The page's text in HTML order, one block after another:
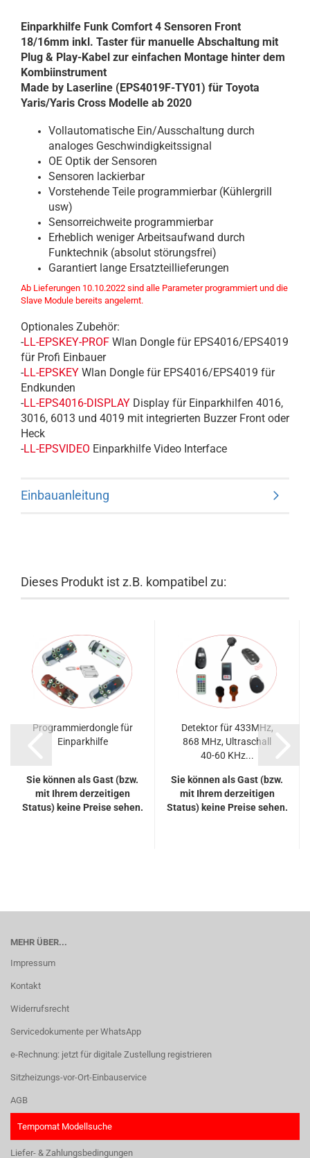
Einparkhilfe Funk Comfort 4 Sensoren Front
18/16mm inkl. Taster für manuelle Abschaltung mit
Plug & Play-Kabel zur einfachen Montage hinter dem
Kombiinstrument
Made by Laserline (EPS4019F-TY01) für Toyota
Yaris/Yaris Cross Modelle ab 2020
Vollautomatische Ein/Ausschaltung durch
analoges Geschwindigkeitssignal
OE Optik der Sensoren
Sensoren lackierbar
Vorstehende Teile programmierbar (Kühlergrill
usw)
Sensorreichweite programmierbar
Erheblich weniger Arbeitsaufwand durch
Funktechnik (absolut störungsfrei)
Garantiert lange Ersatzteillieferungen
Ab Lieferungen 10.10.2022 sind alle Parameter programmiert und die
Slave Module bereits angelernt.
Optionales Zubehör:
-LL-EPSKEY-PROF Wlan Dongle für EPS4016/EPS4019
für Profi Einbauer
-LL-EPSKEY Wlan Dongle für EPS4016/EPS4019 für
Endkunden
-LL-EPS4016-DISPLAY Display für Einparkhilfen 4016,
3016, 6013 und 4019 mit integrierten Buzzer Front oder
Heck
-LL-EPSVIDEO Einparkhilfe Video Interface
Einbauanleitung
Dieses Produkt ist z.B. kompatibel zu:
Programmierdongle für
Einparkhilfe
Sie können als Gast (bzw.
mit Ihrem derzeitigen
Status) keine Preise sehen.
Detektor für 433MHz,
868 MHz, Ultraschall
40-60 KHz...
Sie können als Gast (bzw.
mit Ihrem derzeitigen
Status) keine Preise sehen.
MEHR ÜBER...
Impressum
Kontakt
Widerrufsrecht
Servicedokumente per WhatsApp
e-Rechnung: jetzt für digitale Zustellung registrieren
Sitzheizungs-vor-Ort-Einbauservice
AGB
Tempomat Modellsuche
Liefer- & Zahlungsbedingungen